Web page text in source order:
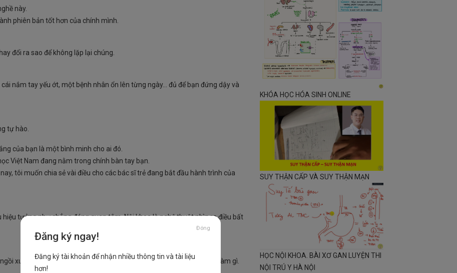
này.
phiên bản tốt hơn của chính mình.
đổi ra sao để không lặp lại chúng.
nắm tay yếu ớt, một bệnh nhân ổn lên từng ngày… đủ để bạn đứng dậy và
tự hào.
của bạn là một bình minh cho ai đó.
Việt Nam đang nằm trong chính bàn tay bạn.
tôi muốn chia sẻ vài điều cho các bác sĩ trẻ đang bắt đầu hành trình của
tưởng như chẳng đáng quan tâm. Nội khoa là nghệ thuật nhìn ra điều bất
xuống, quan sát cách họ thở, cách họ nói, bạn mới hiểu mình phải làm gì.
KHÓA HỌC HÓA SINH ONLINE
SUY THẬN CẤP VÀ SUY THẬN MẠN
HỌC NỘI KHOA. BÀI XƠ GAN LUYỆN THI
NỘI TRÚ Y HÀ NỘI
Đóng
Đăng ký ngay!
Đăng ký tài khoản để nhận nhiều thông tin và tài liệu
hơn!